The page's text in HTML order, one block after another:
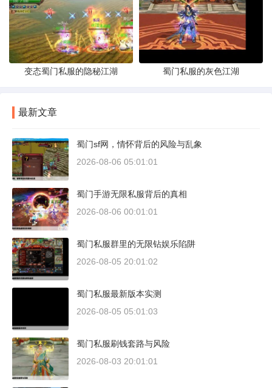
变态蜀门私服的隐秘江湖 蜀门私服的灰色江湖
最新文章
蜀门sf网，情怀背后的风险与乱象
2026-08-06 05:01:01
蜀门手游无限私服背后的真相
2026-08-06 00:01:01
蜀门私服群里的无限钻娱乐陷阱
2026-08-05 20:01:02
蜀门私服最新版本实测
2026-08-05 05:01:03
蜀门私服刷钱套路与风险
2026-08-03 20:01:01